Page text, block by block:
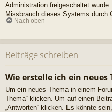
Administration freigeschaltet
Missbrauch dieses Systems durch
Nach oben
Beiträge schreiben
Wie erstelle ich ein
Um ein neues Thema in einem
Thema“ klicken. Um auf einen
„Antworten“ klicken. Es könnte